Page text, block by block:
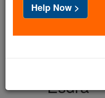
just gave their entire life
But fewer than 2% of
just$5, the cost of a
in faith. Thank you.
Esdra -
Help Now >